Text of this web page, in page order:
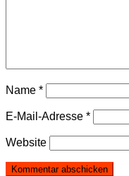
Name *
E-Mail-Adresse *
Website